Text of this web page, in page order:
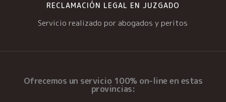
RECLAMACIÓN LEGAL EN JUZGADO
Servicio realizado por abogados y peritos
Ofrecemos un servicio 100% on-line en estas
provincias: